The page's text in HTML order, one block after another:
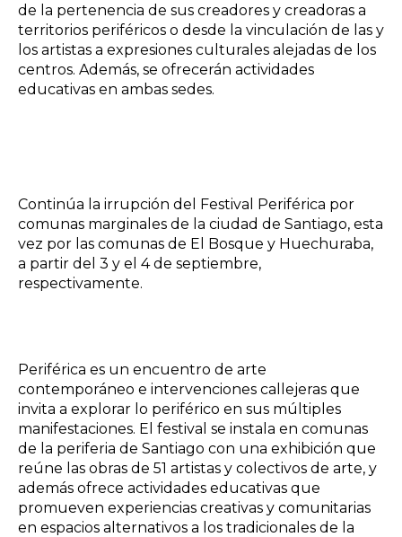
de la pertenencia de sus creadores y creadoras a
territorios periféricos o desde la vinculación de las y
los artistas a expresiones culturales alejadas de los
centros. Además, se ofrecerán actividades
educativas en ambas sedes.
Continúa la irrupción del Festival Periférica por
comunas marginales de la ciudad de Santiago, esta
vez por las comunas de El Bosque y Huechuraba,
a partir del 3 y el 4 de septiembre,
respectivamente.
Periférica es un encuentro de arte
contemporáneo e intervenciones callejeras que
invita a explorar lo periférico en sus múltiples
manifestaciones. El festival se instala en comunas
de la periferia de Santiago con una exhibición que
reúne las obras de 51 artistas y colectivos de arte, y
además ofrece actividades educativas que
promueven experiencias creativas y comunitarias
en espacios alternativos a los tradicionales de la